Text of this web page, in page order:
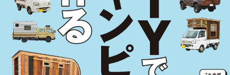
ＤＩＹでキャンピングカー
を作る (ワン・パブリッシ
ングムック)